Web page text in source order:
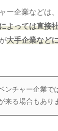
ー企業などは、
よっては直接
大手企業など
ンチャー企業で
来る場合もあり